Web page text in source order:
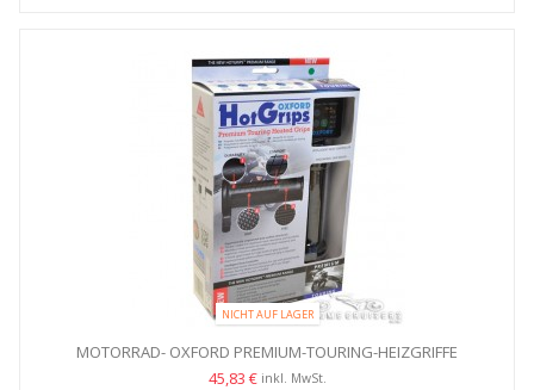
NICHT AUF LAGER
MOTORRAD- OXFORD PREMIUM-TOURING-HEIZGRIFFE
45,83 € inkl. MwSt.